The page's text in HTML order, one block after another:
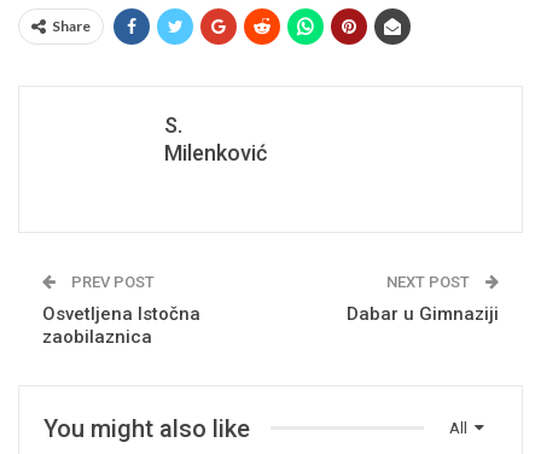
Share
S.
Milenković
PREV POST
Osvetljena Istočna
zaobilaznica
NEXT POST
Dabar u Gimnaziji
All
You might also like